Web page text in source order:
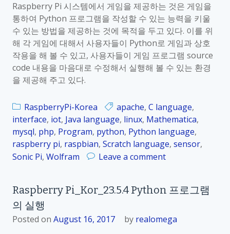
K
o
r
_
2
3
.
6
간
단
를
용
Raspberry Pi 시스템에서 게임을 제공하는 것은 게임을
통하여 Python 프로그램을 작성할 수 있는 능력을 키울
수 있는 방법을 제공하는 것에 목적을 두고 있다. 이를 위
해 각 게임에 대해서 사용자들이 Python로 게임과 상호
작용을 해 볼 수 있고, 사용자들이 게임 프로그램 source
code 내용을 마음대로 수정해서 실행해 볼 수 있는 환경
을 제공해 주고 있다.
RaspberryPi-Korea apache, C language,
interface, iot, Java language, linux, Mathematica,
mysql, php, Program, python, Python language,
raspberry pi, raspbian, Scratch language, sensor,
Sonic Pi, Wolfram Leave a comment
a
p
Raspberry Pi_Kor_23.5.4 Python 프로그램
의 실행
Posted on August 16, 2017 by realomega